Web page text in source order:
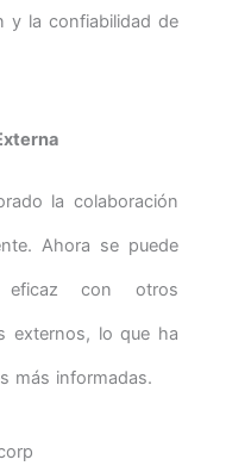
y la confiabilidad de
la colaboración
Ahora se puede
con otros
externos, lo que ha
más informadas.